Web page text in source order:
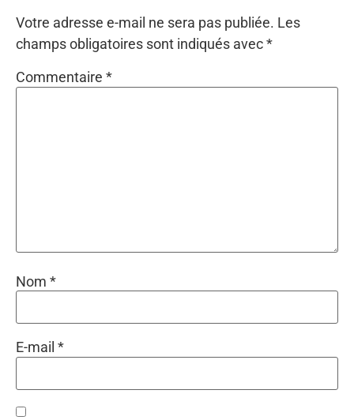
Votre adresse e-mail ne sera pas publiée. Les
champs obligatoires sont indiqués avec*
Commentaire *
Nom *
E-mail *